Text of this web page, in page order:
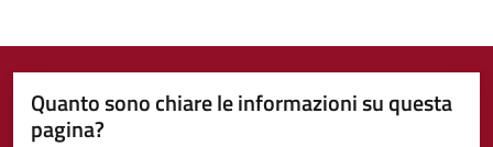
Quanto sono chiare le informazioni su questa
pagina?